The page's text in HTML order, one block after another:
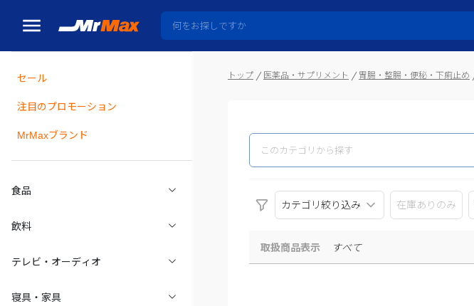
セール
注目のプロモーション
MrMaxブランド
食品
飲料
テレビ・オーディオ
寝具・家具
トップ 医薬品・サプリメント 胃腸・整腸・便秘・下痢止め
カテゴリ絞り込み 在庫ありのみ
取扱商品表示 すべて